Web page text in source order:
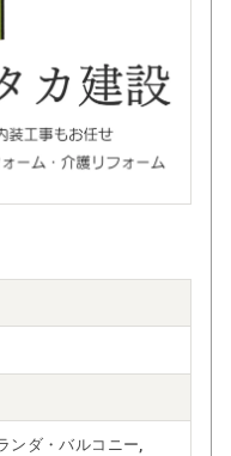
ンダ・バルコニー,